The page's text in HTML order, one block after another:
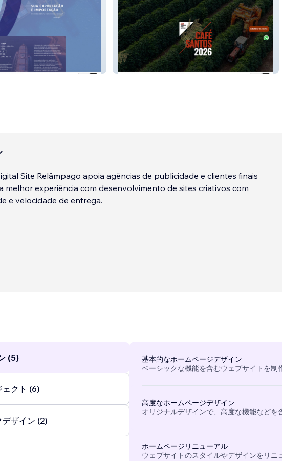
SIC
Site Relâmpago apoia agências de publicidade e clientes finais
melhor experiência com desenvolvimento de sites criativos com
e velocidade de entrega.
(5)
ェクト (6)
ザイン (2)
基本的なホームページデザイン
ベーシックな機能を含むウェブサイトを制
高度なホームページデザイン
オリジナルデザインで、高度な機能などを
ホームページリニューアル
ウェブサイトのスタイルやデザインをリニ